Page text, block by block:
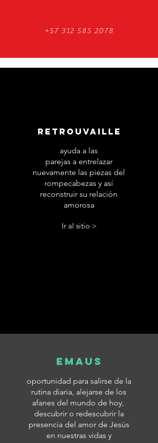
+57 312 585 2078
RETROUVAILLE
ayuda a las
parejas a entrelazar
nuevamente las piezas del
rompecabezas y así
reconstruir su relación
amorosa
Ir al sitio >
eMAUS
oportunidad para salirse de la
rutina diaria, alejarse de los
afanes del mundo de hoy,
descubrir o redescubrir la
presencia del amor de Jesús
en nuestras vidas y